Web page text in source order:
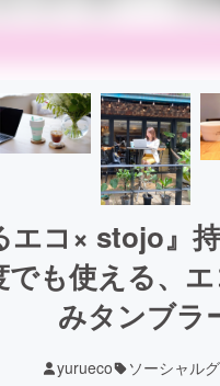
エコ× stojo』
でも使える、
みタンブラ
yurueco ソーシャル